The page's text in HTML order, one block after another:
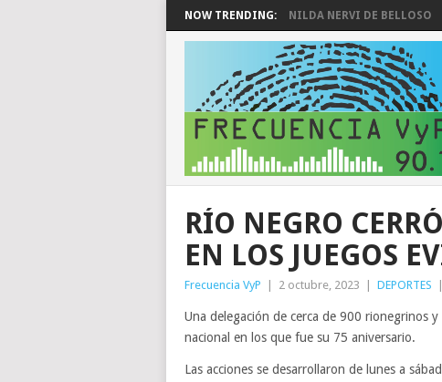
NOW TRENDING: NILDA NERVI DE BELLOSO
RÍO NEGRO
EN LOS JUEGOS
Frecuencia VyP 2 octubre, 2023 DEPORTES
Una delegación de cerca de 900 rionegrinos
nacional en los que fue su 75 aniversario.
Las acciones se desarrollaron de lunes a